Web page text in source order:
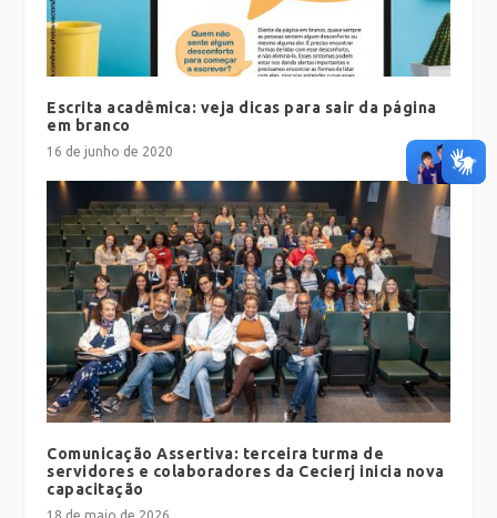
Escrita acadêmica: veja dicas para sair da página
em branco
16 de junho de 2020
Comunicação Assertiva: terceira turma de
servidores e colaboradores da Cecierj inicia nova
capacitação
18 de maio de 2026